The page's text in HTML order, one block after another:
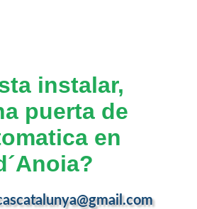
instalar,
puerta de
en